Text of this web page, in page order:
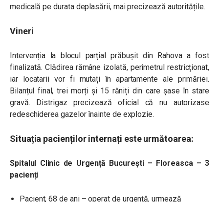
medicală pe durata deplasării, mai precizează autoritățile.
Vineri
Intervenția la blocul parțial prăbușit din Rahova a fost
finalizată. Clădirea rămâne izolată, perimetrul restricționat,
iar locatarii vor fi mutați în apartamente ale primăriei.
Bilanțul final, trei morți și 15 răniți din care șase în stare
gravă. Distrigaz precizează oficial că nu autorizase
redeschiderea gazelor înainte de explozie.
Situația pacienților internați este următoarea:
Spitalul Clinic de Urgență București – Floreasca – 3
pacienți
Pacient, 68 de ani – operat de urgență, urmează